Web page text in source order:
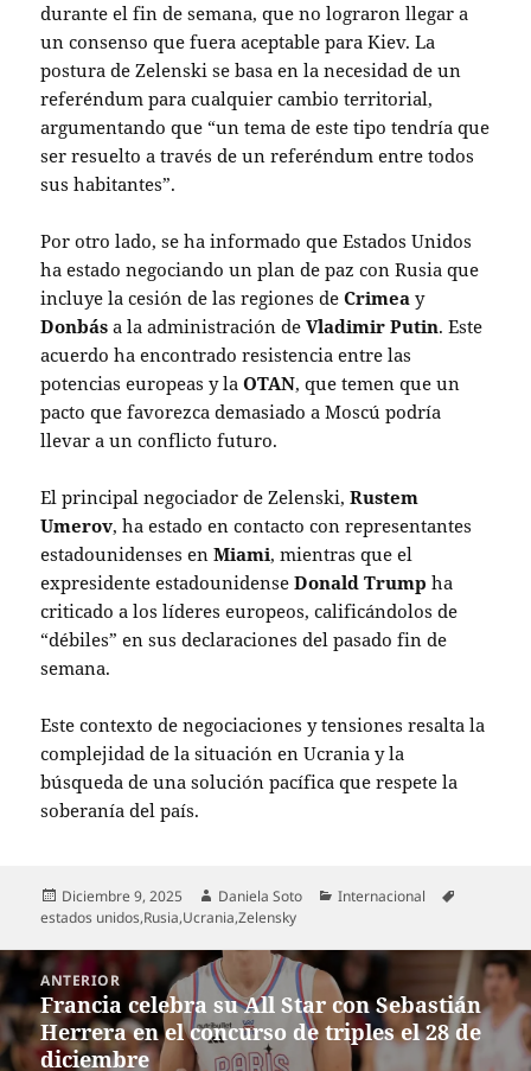
durante el fin de semana, que no lograron llegar a
un consenso que fuera aceptable para Kiev. La
postura de Zelenski se basa en la necesidad de un
referéndum para cualquier cambio territorial,
argumentando que “un tema de este tipo tendría que
ser resuelto a través de un referéndum entre todos
sus habitantes”.
Por otro lado, se ha informado que Estados Unidos
ha estado negociando un plan de paz con Rusia que
incluye la cesión de las regiones deCrimea y
Donbás a la administración deVladimir Putin. Este
acuerdo ha encontrado resistencia entre las
potencias europeas y laOTAN, que temen que un
pacto que favorezca demasiado a Moscú podría
llevar a un conflicto futuro.
El principal negociador de Zelenski,Rustem
Umerov, ha estado en contacto con representantes
estadounidenses enMiami, mientras que el
expresidente estadounidenseDonald Trump ha
criticado a los líderes europeos, calificándolos de
“débiles” en sus declaraciones del pasado fin de
semana.
Este contexto de negociaciones y tensiones resalta la
complejidad de la situación en Ucrania y la
búsqueda de una solución pacífica que respete la
soberanía del país.
Publicado
el
Diciembre 9, 2025 Autor
Daniela Soto Categorías
Internacional
estados unidos,Rusia,Ucrania,Zelensky
Navegación
de
entradas
ANTERIOR
Entrada
anterior:
Francia celebra su All Star con Sebastián
Herrera en el concurso de triples el 28 de
diciembre